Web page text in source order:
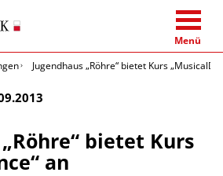
Menü
Jugendhaus „Röhre“ bietet Kurs
bietet Kurs
an